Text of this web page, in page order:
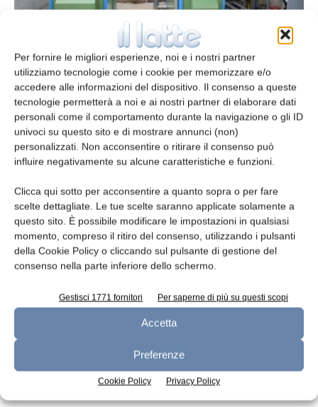
Per fornire le migliori esperienze, noi e i nostri partner
utilizziamo tecnologie come i cookie per memorizzare e/o
accedere alle informazioni del dispositivo. Il consenso a queste
tecnologie permetterà a noi e ai nostri partner di elaborare dati
personali come il comportamento durante la navigazione o gli ID
univoci su questo sito e di mostrare annunci (non)
personalizzati. Non acconsentire o ritirare il consenso può
influire negativamente su alcune caratteristiche e funzioni.
Clicca qui sotto per acconsentire a quanto sopra o per fare
scelte dettagliate. Le tue scelte saranno applicate solamente a
questo sito. È possibile modificare le impostazioni in qualsiasi
momento, compreso il ritiro del consenso, utilizzando i pulsanti
della Cookie Policy o cliccando sul pulsante di gestione del
consenso nella parte inferiore dello schermo.
Gestisci 1771 fornitori Per saperne di più su questi scopi
Accetta
Preferenze
Cookie Policy Privacy Policy
GPL: il gas ecologico che ottimizza le
risorse
Clara Biancardi 1 Ottobre 2016
Leggi la rivista
n.7 - Luglio 2026 n.6 - Giugno 2026